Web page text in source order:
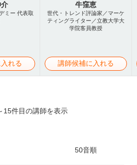
ミー 代表取
れる
牛窪恵
世代・トレンド評論家／マーケ
ティングライター／立教大学大
学院客員教授
講師候補に入れる
15件目の講師を表示
50音順